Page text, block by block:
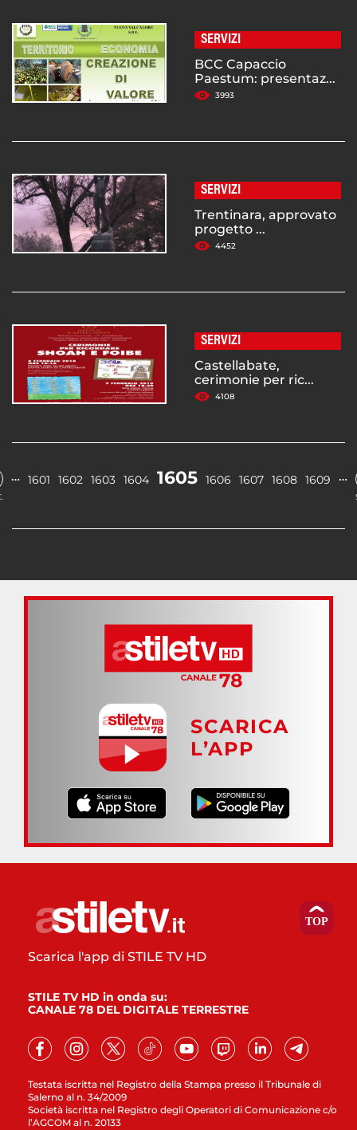
SERVIZI
BCC Capaccio
Paestum: presentaz...
3993
SERVIZI
Trentinara, approvato
progetto ...
4452
SERVIZI
Castellabate,
cerimonie per ric...
4108
… 1601 1602 1603 1604 1605 1606 1607 1608 1609 …
SCARICA
L’APP
Testata iscritta nel Registro della Stampa presso il Tribunale di
Salerno al n. 34/2009
Società iscritta nel Registro degli Operatori di Comunicazione c/o
l’AGCOM al n. 20133
Scarica l'app di STILE TV HD
STILE TV HD in onda su:
CANALE 78 DEL DIGITALE TERRESTRE